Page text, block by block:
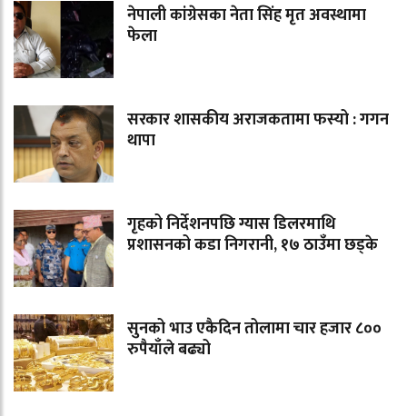
नेपाली कांग्रेसका नेता सिंह मृत अवस्थामा
फेला
सरकार शासकीय अराजकतामा फस्यो : गगन
थापा
गृहको निर्देशनपछि ग्यास डिलरमाथि
प्रशासनको कडा निगरानी, १७ ठाउँमा छड्के
सुनको भाउ एकैदिन तोलामा चार हजार ८००
रुपैयाँले बढ्यो